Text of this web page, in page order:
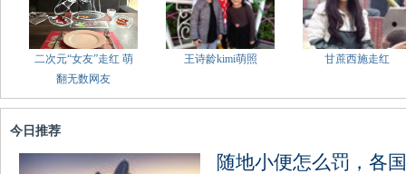
二次元“女友”走红 萌
翻无数网友
王诗龄kimi萌照 甘蔗西施走红
今日推荐
随地小便怎么罚，各